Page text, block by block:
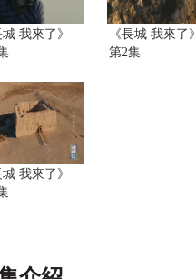
城 我來了》
《長城 我來了》
第2集
城 我來了》